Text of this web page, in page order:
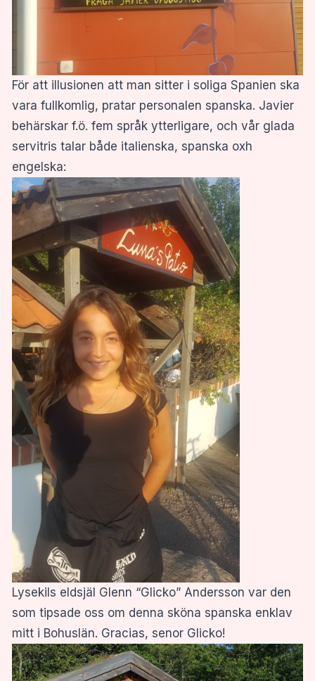
För att illusionen att man sitter i soliga Spanien ska
vara fullkomlig, pratar personalen spanska. Javier
behärskar f.ö. fem språk ytterligare, och vår glada
servitris talar både italienska, spanska oxh
engelska:
Lysekils eldsjäl Glenn “Glicko” Andersson var den
som tipsade oss om denna sköna spanska enklav
mitt i Bohuslän. Gracias, senor Glicko!